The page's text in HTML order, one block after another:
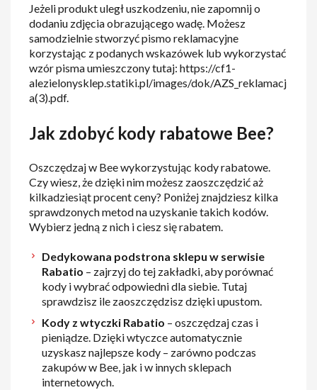
Jeżeli produkt uległ uszkodzeniu, nie zapomnij o
dodaniu zdjęcia obrazującego wadę. Możesz
samodzielnie stworzyć pismo reklamacyjne
korzystając z podanych wskazówek lub wykorzystać
wzór pisma umieszczony tutaj: https://cf1-
alezielonysklep.statiki.pl/images/dok/AZS_reklamacj
a(3).pdf.
Jak zdobyć kody rabatowe Bee?
Oszczędzaj w Bee wykorzystując kody rabatowe.
Czy wiesz, że dzięki nim możesz zaoszczędzić aż
kilkadziesiąt procent ceny? Poniżej znajdziesz kilka
sprawdzonych metod na uzyskanie takich kodów.
Wybierz jedną z nich i ciesz się rabatem.
Dedykowana podstrona sklepu w serwisie
Rabatio – zajrzyj do tej zakładki, aby porównać
kody i wybrać odpowiedni dla siebie. Tutaj
sprawdzisz ile zaoszczędzisz dzięki upustom.
Kody z wtyczki Rabatio – oszczędzaj czas i
pieniądze. Dzięki wtyczce automatycznie
uzyskasz najlepsze kody – zarówno podczas
zakupów w Bee, jak i w innych sklepach
internetowych.